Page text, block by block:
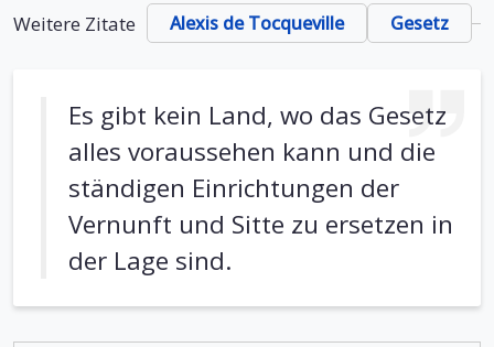
Weitere Zitate Alexis de Tocqueville Gesetz
Es gibt kein Land, wo das Gesetz
alles voraussehen kann und die
ständigen Einrichtungen der
Vernunft und Sitte zu ersetzen in
der Lage sind.